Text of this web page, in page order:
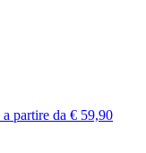
a partire da € 59,90